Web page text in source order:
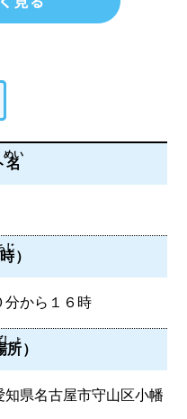
名
めい
じ
）
分から１６時
所
しょ
）
県名古屋市守山区小幡